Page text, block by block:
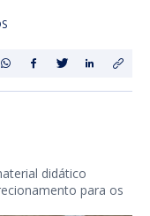
didático
para os